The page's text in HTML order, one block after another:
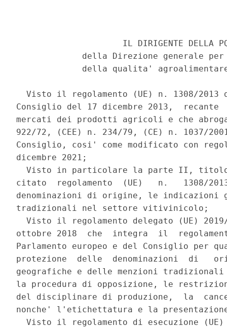
IL DIRIGENTE DELLA
della Direzione generale
della qualita'
Visto il regolamento (UE) n. 1308/2013
Consiglio del 17 dicembre 2013,  recante
mercati dei prodotti agricoli e che
922/72, (CEE) n. 234/79, (CE) n. 1037/
Consiglio, cosi' come modificato con
dicembre 2021;
Visto in particolare la parte II,
citato  regolamento  (UE)   n.   1308/
denominazioni di origine, le indicazioni
tradizionali nel settore vitivinicolo;
Visto il regolamento delegato (UE)
ottobre 2018  che  integra  il
Parlamento europeo e del Consiglio per
protezione  delle  denominazioni  di
geografiche e delle menzioni
la procedura di opposizione, le
del disciplinare di produzione,  la
nonche' l'etichettatura e la
Visto il regolamento di esecuzione